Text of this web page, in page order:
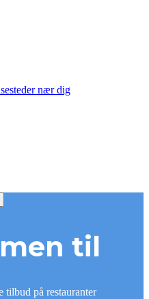
nær dig
til
tilbud på restauranter